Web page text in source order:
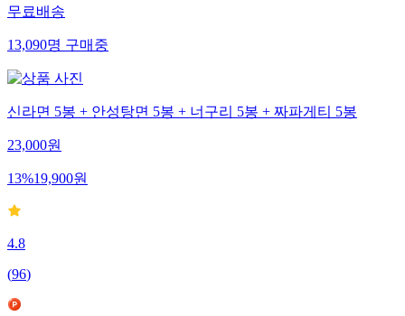
무료배송
13,090명 구매중
신라면 5봉 + 안성탕면 5봉 + 너구리 5봉 + 짜파게티 5봉
23,000원
13%19,900원
4.8
(96)